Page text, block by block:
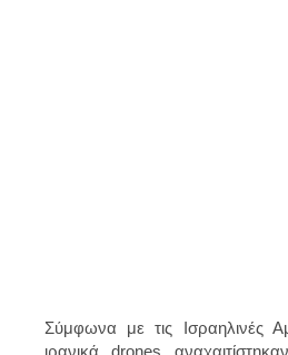
Σύμφωνα με τις Ισραηλινές
ιρανικά drones